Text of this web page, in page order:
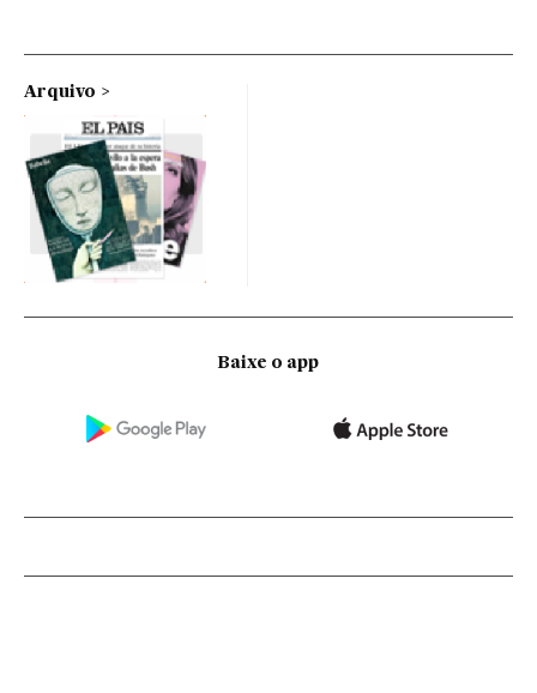
Arquivo
Baixe o app